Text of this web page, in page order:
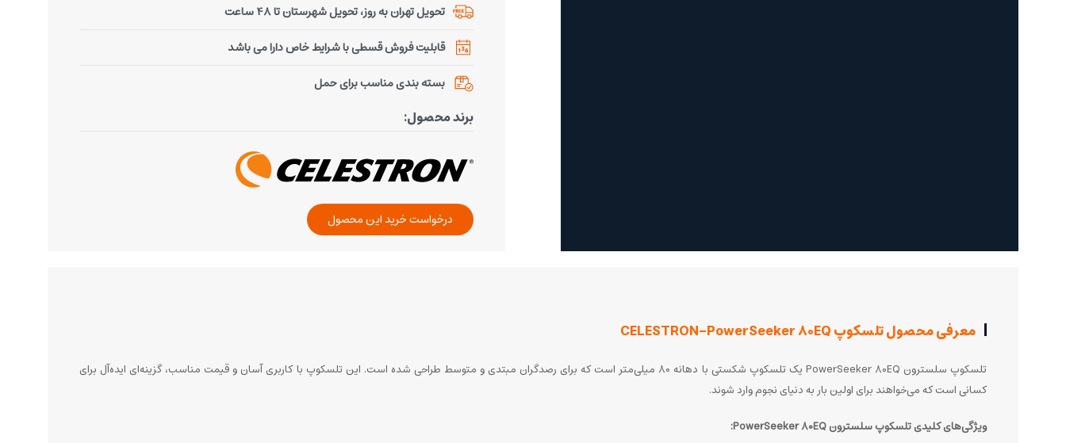
تحویل تهران به روز، تحویل شهرستان تا 48 ساعت
قابلیت فروش قسطی با شرایط خاص دارا می باشد
بسته بندی مناسب برای حمل
برند محصول:
درخواست خرید این محصول
معرفی محصول تلسکوپ CELESTRON-PowerSeeker 80EQ
تلسکوپ سلسترون PowerSeeker 80EQ یک تلسکوپ شکستی با دهانه 80 میلی‌متر است که برای رصدگران مبتدی و متوسط طراحی شده است. این تلسکوپ با کاربری آسان و قیمت مناسب، گزینه‌ای ایده‌آل برای
کسانی است که می‌خواهند برای اولین بار به دنیای نجوم وارد شوند.
ویژگی‌های کلیدی تلسکوپ سلسترون PowerSeeker 80EQ: